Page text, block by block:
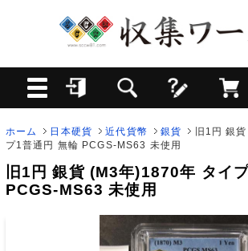
ホーム 日本硬貨 近代貨幣 銀貨
旧1円 銀
プ1普通円 無輪 PCGS-MS63 未使用
旧1円 銀貨 (M3年)1870年 タイ
PCGS-MS63 未使用